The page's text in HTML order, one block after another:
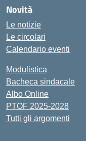
Novità
Le notizie
Le circolari
Calendario eventi
Modulistica
Bacheca sindacale
Albo Online
PTOF 2025-2028
Tutti gli argomenti